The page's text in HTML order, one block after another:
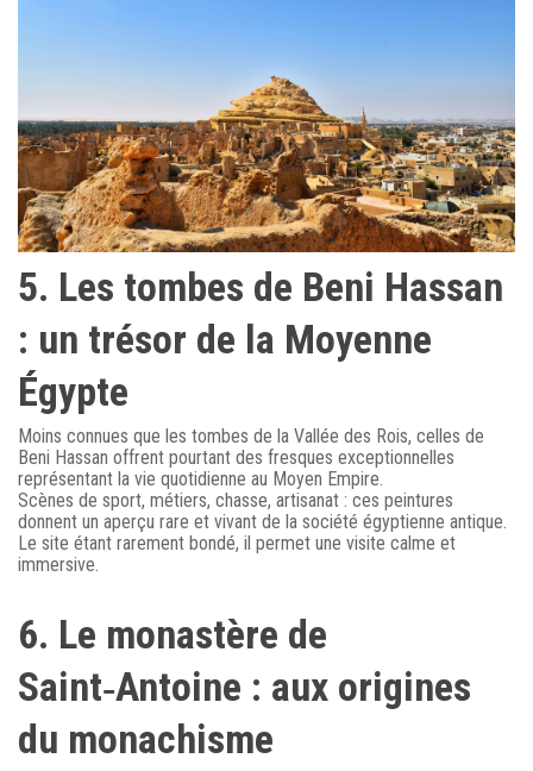
5. Les tombes de Beni Hassan
: un trésor de la Moyenne
Égypte
Moins connues que les tombes de la Vallée des Rois, celles de
Beni Hassan offrent pourtant des fresques exceptionnelles
représentant la vie quotidienne au Moyen Empire.
Scènes de sport, métiers, chasse, artisanat : ces peintures
donnent un aperçu rare et vivant de la société égyptienne antique.
Le site étant rarement bondé, il permet une visite calme et
immersive.
6. Le monastère de
Saint‑Antoine : aux origines
du monachisme